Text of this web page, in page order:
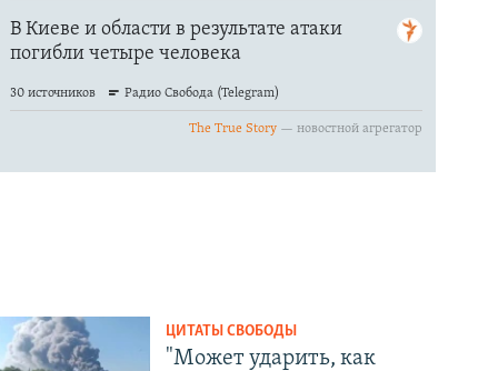
ЦИТАТЫ СВОБОДЫ
"Может ударить, как